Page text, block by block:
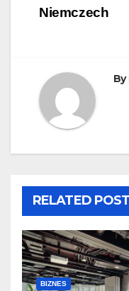
wpisu
Niemczech
By
RELATED POST
BIZNES